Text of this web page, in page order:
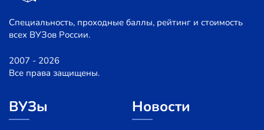
Специальность, проходные баллы, рейтинг и стоимость
всех ВУЗов России.
2007 - 2026
Все права защищены.
ВУЗы Новости